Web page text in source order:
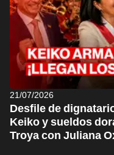
21/07/2026
Desfile de
Keiko y sueldos
Troya con Juliana